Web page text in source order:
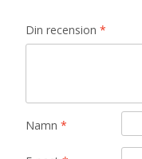
Din recension *
Namn *